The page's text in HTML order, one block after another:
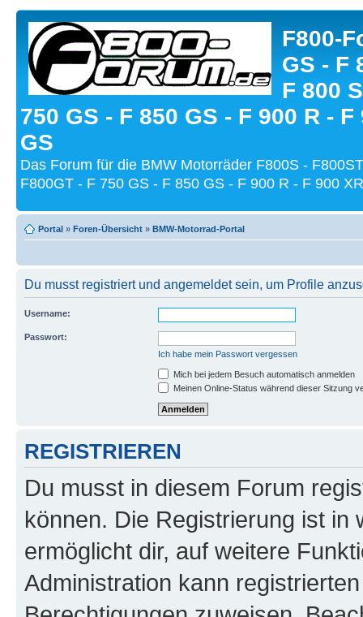
F800-
GS - F
F 800
750 GS - F 850 GS - F 900 R - F
GS
Das Forum für die BMW Motorräder F800S -
F800GT - F 750 GS - F 850 GS - F 900 R - F 900
Portal » Foren-Übersicht » BMW-Motorrad-Portal
Du musst registriert und angemeldet sein, um Profile
Username:
Passwort:
Ich habe mein Passwort vergessen
Mich bei jedem Besuch automatisch anmelden
Meinen Online-Status während dieser Sitzung
REGISTRIEREN
Du musst in diesem Forum
können. Die Registrierung ist in
ermöglicht dir, auf weitere
Administration kann